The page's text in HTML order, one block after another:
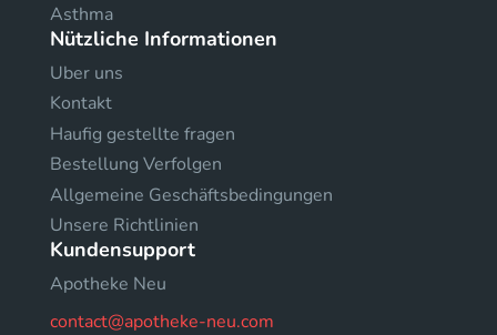
Asthma
Nützliche Informationen
Uber uns
Kontakt
Haufig gestellte fragen
Bestellung Verfolgen
Allgemeine Geschäftsbedingungen
Unsere Richtlinien
Kundensupport
Apotheke Neu
contact@apotheke-neu.com